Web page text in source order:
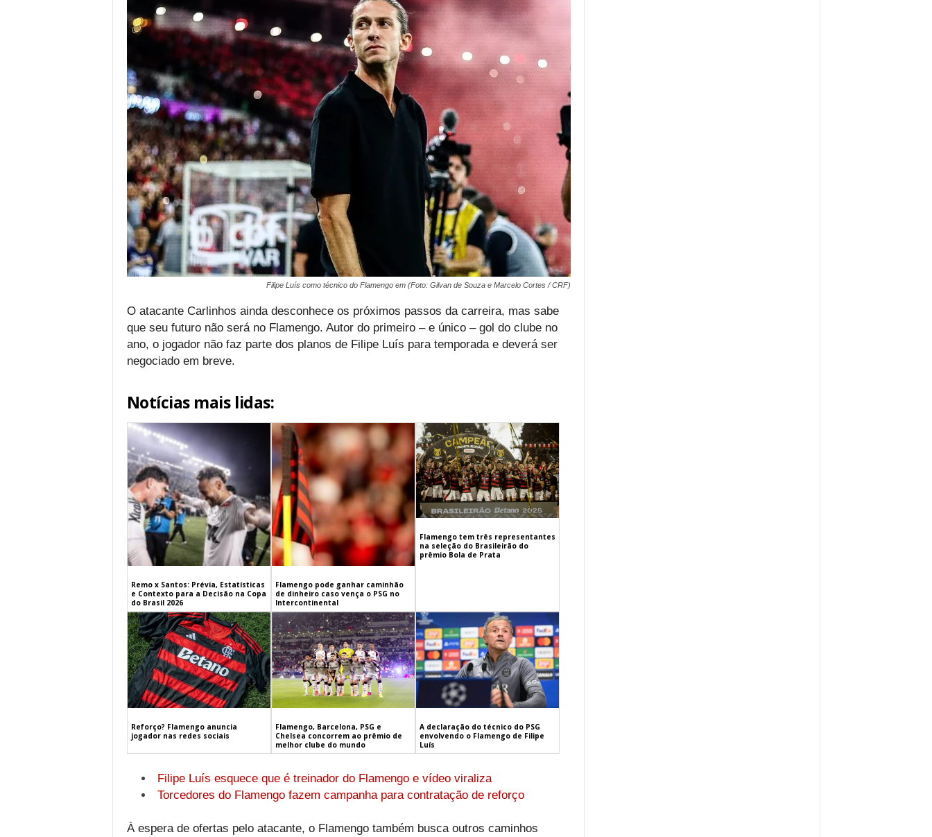
Filipe Luís como técnico do Flamengo em (Foto: Gilvan de Souza e Marcelo Cortes / CRF)
O atacante Carlinhos ainda desconhece os próximos passos da carreira, mas sabe
que seu futuro não será no Flamengo. Autor do primeiro – e único – gol do clube no
ano, o jogador não faz parte dos planos de Filipe Luís para temporada e deverá ser
negociado em breve.
Notícias mais lidas:
Remo x Santos: Prévia, Estatísticas
e Contexto para a Decisão na Copa
do Brasil 2026
Flamengo pode ganhar caminhão
de dinheiro caso vença o PSG no
Intercontinental
Flamengo tem três representantes
na seleção do Brasileirão do
prêmio Bola de Prata
Reforço? Flamengo anuncia
jogador nas redes sociais
Flamengo, Barcelona, PSG e
Chelsea concorrem ao prêmio de
melhor clube do mundo
A declaração do técnico do PSG
envolvendo o Flamengo de Filipe
Luís
Filipe Luís esquece que é treinador do Flamengo e vídeo viraliza
Torcedores do Flamengo fazem campanha para contratação de reforço
À espera de ofertas pelo atacante, o Flamengo também busca outros caminhos